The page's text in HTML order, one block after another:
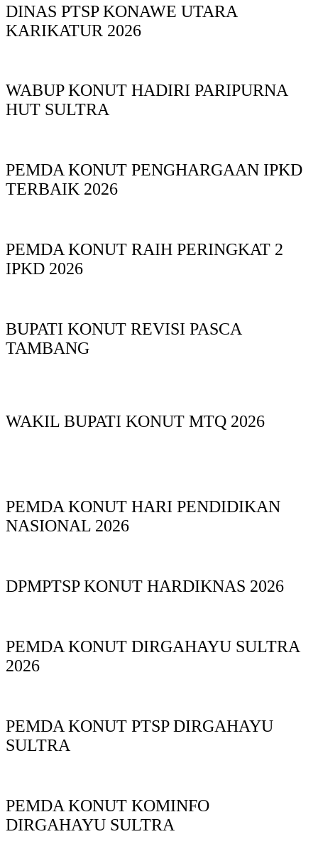
DINAS PTSP KONAWE UTARA
KARIKATUR 2026
WABUP KONUT HADIRI PARIPURNA
HUT SULTRA
PEMDA KONUT PENGHARGAAN IPKD
TERBAIK 2026
PEMDA KONUT RAIH PERINGKAT 2
IPKD 2026
BUPATI KONUT REVISI PASCA
TAMBANG
WAKIL BUPATI KONUT MTQ 2026
PEMDA KONUT HARI PENDIDIKAN
NASIONAL 2026
DPMPTSP KONUT HARDIKNAS 2026
PEMDA KONUT DIRGAHAYU SULTRA
2026
PEMDA KONUT PTSP DIRGAHAYU
SULTRA
PEMDA KONUT KOMINFO
DIRGAHAYU SULTRA